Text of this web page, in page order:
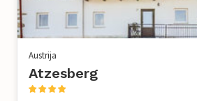
Austrija
Atzesberg